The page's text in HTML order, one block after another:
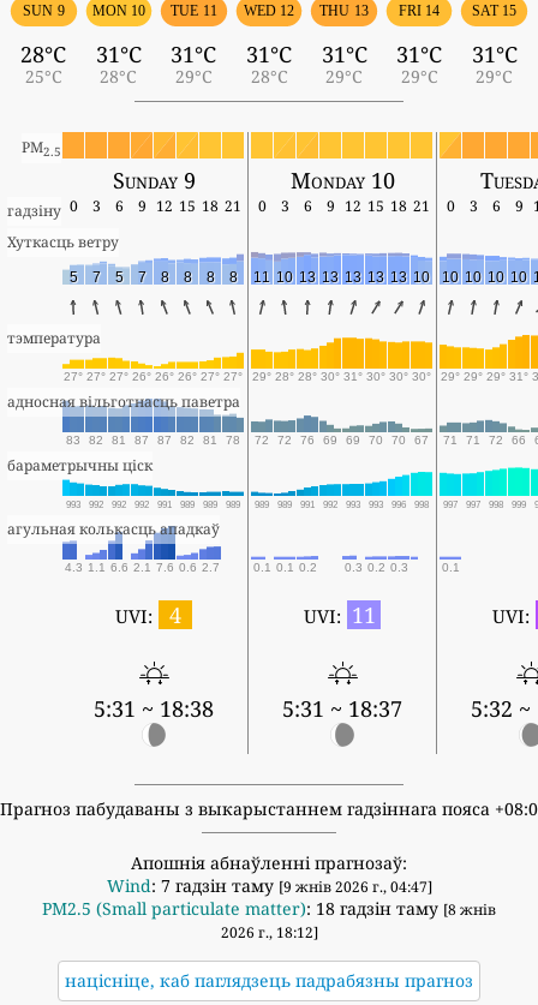
SUN 9
28°C
25°C
MON 10
31°C
28°C
TUE 11
31°C
29°C
WED 12
31°C
28°C
THU 13
31°C
29°C
FRI 14
31°C
29°C
SAT 15
31°C
29°C
PM2.5
Sunday 9 Monday 10
гадзіну 0 3 6 9 12 15 18 21 0 3 6 9 12 15 18 21 0 3 6 9
Хуткасць ветру
5 7 5 7 8 8 8 8 11 10 13 13 13 13 13 10 10 10 10 10
тэмпература
27° 27° 27° 26° 26° 26° 27° 27° 29° 28° 28° 30° 31° 30° 30° 30° 29° 29° 29° 31°
адносная вільготнасць паветра
83 82 81 87 87 82 81 78 72 72 76 69 69 70 70 67 71 71 72 66
бараметрычны ціск
993 992 992 992 991 989 989 989 989 989 991 992 993 993 996 998 997 997 998 999
агульная колькасць ападкаў
4.3 1.1 6.6 2.1 7.6 0.6 2.7 0.1 0.1 0.2 0.3 0.2 0.3 0.1
UVI: 4
5:31 ~ 18:38
UVI: 11
5:31 ~ 18:37
UVI:
5:32 ~
Прагноз пабудаваны з выкарыстаннем гадзіннага пояса
Апошнія абнаўленні прагнозаў:
Wind: 7 гадзін таму [9 жнів 2026 г., 04:47]
PM2.5 (Small particulate matter): 18 гадзін таму [8 жнів
2026 г., 18:12]
націсніце, каб паглядзець падрабязны прагноз